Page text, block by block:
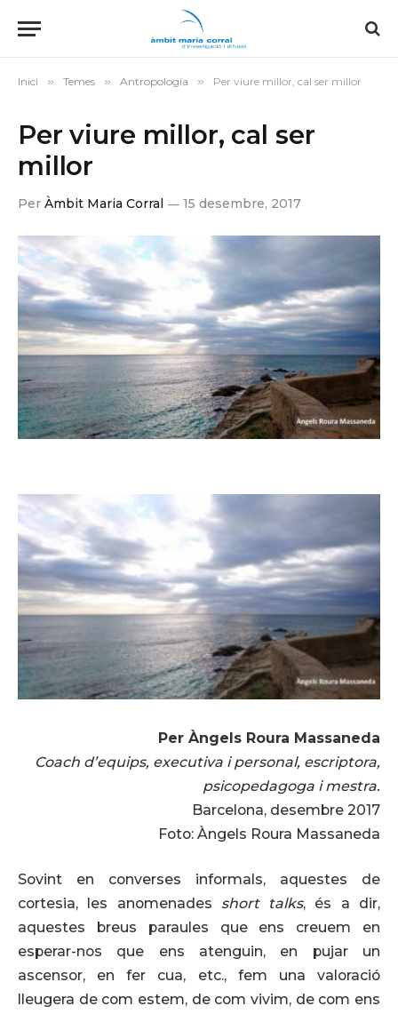
Inici » Temes » Antropología » Per viure millor, cal ser millor
Per viure millor, cal ser
millor
Per Àmbit Maria Corral 15 desembre, 2017
Per Àngels Roura Massaneda
Coach d’equips, executiva i personal, escriptora,
psicopedagoga i mestra.
Barcelona, desembre 2017
Foto: Àngels Roura Massaneda
Sovint en converses informals, aquestes de
cortesia, les anomenades short talks, és a dir,
aquestes breus paraules que ens creuem en
esperar-nos que ens atenguin, en pujar un
ascensor, en fer cua, etc., fem una valoració
lleugera de com estem, de com vivim, de com ens